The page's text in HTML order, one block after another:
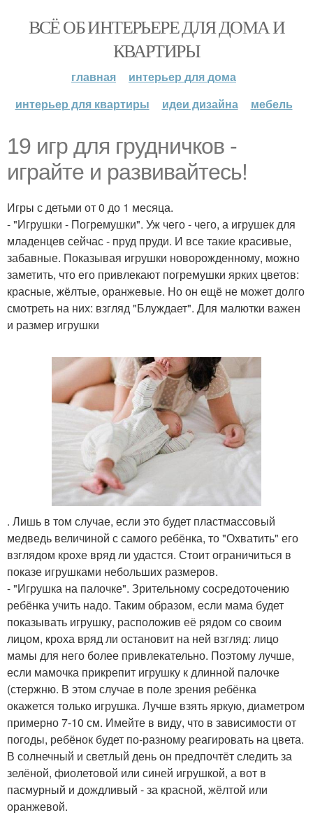
ВСЁ ОБ ИНТЕРЬЕРЕ ДЛЯ ДОМА И
КВАРТИРЫ
главная
интерьер для дома
интерьер для квартиры
идеи дизайна мебель
19 игр для грудничков -
играйте и развивайтесь!
Игры с детьми от 0 до 1 месяца.
- "Игрушки - Погремушки". Уж чего - чего, а игрушек для
младенцев сейчас - пруд пруди. И все такие красивые,
забавные. Показывая игрушки новорожденному, можно
заметить, что его привлекают погремушки ярких цветов:
красные, жёлтые, оранжевые. Но он ещё не может долго
смотреть на них: взгляд "Блуждает". Для малютки важен
и размер игрушки
. Лишь в том случае, если это будет пластмассовый
медведь величиной с самого ребёнка, то "Охватить" его
взглядом крохе вряд ли удастся. Стоит ограничиться в
показе игрушками небольших размеров.
- "Игрушка на палочке". Зрительному сосредоточению
ребёнка учить надо. Таким образом, если мама будет
показывать игрушку, расположив её рядом со своим
лицом, кроха вряд ли остановит на ней взгляд: лицо
мамы для него более привлекательно. Поэтому лучше,
если мамочка прикрепит игрушку к длинной палочке
(стержню. В этом случае в поле зрения ребёнка
окажется только игрушка. Лучше взять яркую, диаметром
примерно 7-10 см. Имейте в виду, что в зависимости от
погоды, ребёнок будет по-разному реагировать на цвета.
В солнечный и светлый день он предпочтёт следить за
зелёной, фиолетовой или синей игрушкой, а вот в
пасмурный и дождливый - за красной, жёлтой или
оранжевой.